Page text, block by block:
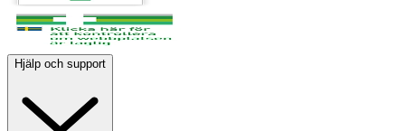
Hjälp och support